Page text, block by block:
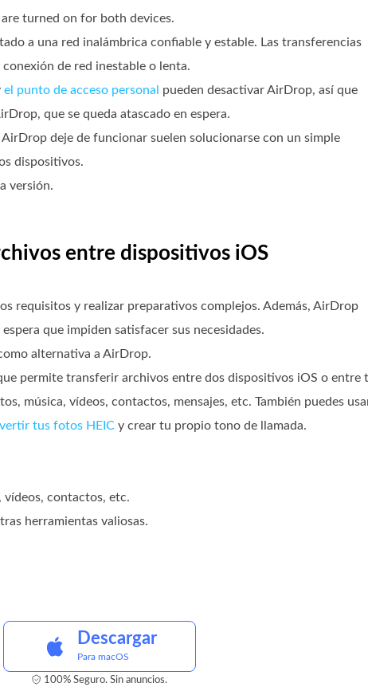
turned on for both devices.
a una red inalámbrica confiable y estable. Las transferencias
de red inestable o lenta.
el punto de acceso personal
pueden desactivar AirDrop, así que
que se queda atascado en espera.
deje de funcionar suelen solucionarse con un simple
dispositivos.
versión.
entre dispositivos iOS
requisitos y realizar preparativos complejos. Además, AirDrop
que impiden satisfacer sus necesidades.
alternativa a AirDrop.
permite transferir archivos entre dos dispositivos iOS o entre
música, vídeos, contactos, mensajes, etc. También puedes
tus fotos HEIC y crear tu propio tono de llamada.
vídeos, contactos, etc.
herramientas valiosas.
Descargar
Para macOS
100% Seguro. Sin anuncios.